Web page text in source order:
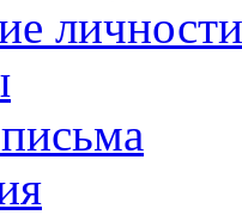
личности